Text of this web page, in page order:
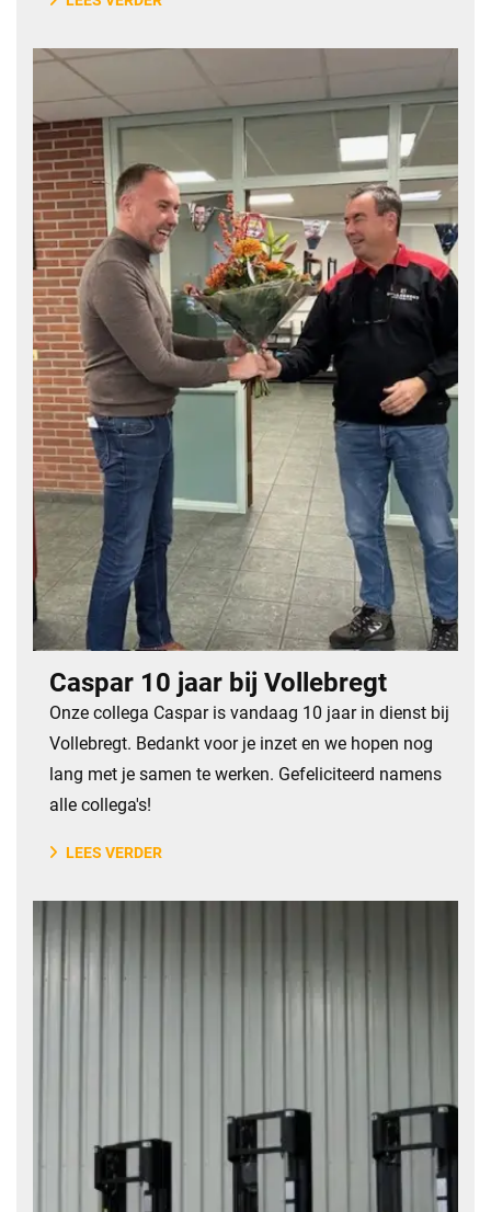
Caspar 10 jaar bij Vollebregt
Onze collega Caspar is vandaag 10 jaar in dienst bij
Vollebregt. Bedankt voor je inzet en we hopen nog
lang met je samen te werken. Gefeliciteerd namens
alle collega's!
LEES VERDER